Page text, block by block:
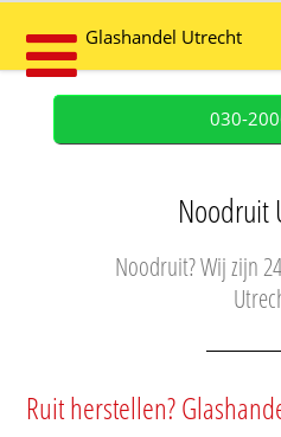
Glashandel Utrecht
030-
Noodruit
Noodruit? Wij zijn
Ruit herstellen?